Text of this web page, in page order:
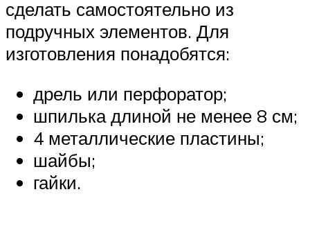
сделать самостоятельно из
подручных элементов. Для
изготовления понадобятся:
дрель или перфоратор;
шпилька длиной не менее 8 см;
4 металлические пластины;
шайбы;
гайки.